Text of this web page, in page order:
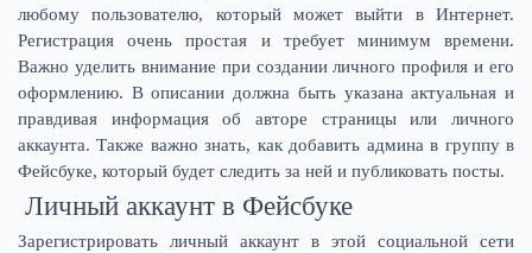
любому пользователю, который может выйти в Интернет.
Регистрация очень простая и требует минимум времени.
Важно уделить внимание при создании личного профиля и его
оформлению. В описании должна быть указана актуальная и
правдивая информация об авторе страницы или личного
аккаунта. Также важно знать, как добавить админа в группу в
Фейсбуке, который будет следить за ней и публиковать посты.
Личный аккаунт в Фейсбуке
Зарегистрировать личный аккаунт в этой социальной сети